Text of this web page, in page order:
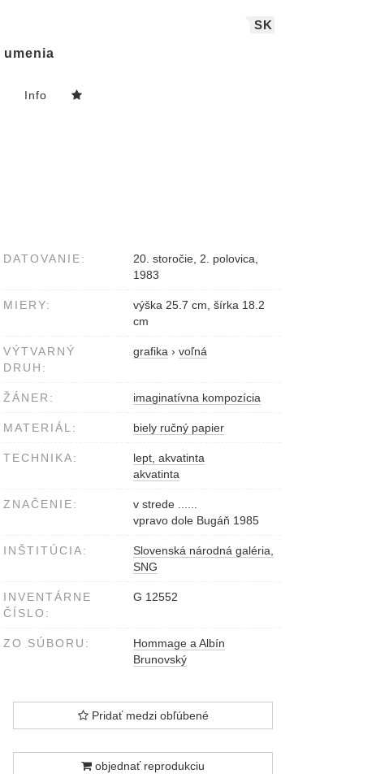
SK
umenia
Info
DATOVANIE:
20. storočie, 2. polovica,
1983
MIERY:
výška 25.7 cm, šírka 18.2
cm
VÝTVARNÝ
DRUH:
grafika › voľná
ŽÁNER: imaginatívna kompozícia
MATERIÁL: biely ručný papier
TECHNIKA:
lept, akvatinta
akvatinta
ZNAČENIE:
v strede ......
vpravo dole Bugáň 1985
INŠTITÚCIA:
Slovenská národná galéria,
SNG
INVENTÁRNE
ČÍSLO:
G 12552
ZO SÚBORU:
Hommage a Albín
Brunovský
Pridať medzi obľúbené
objednať reprodukciu